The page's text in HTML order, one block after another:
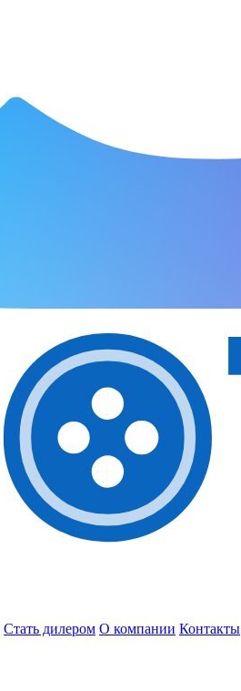
Стать дилером О компании Контакты